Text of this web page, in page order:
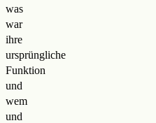
was
war
ihre
ursprüngliche
Funktion
und
wem
und